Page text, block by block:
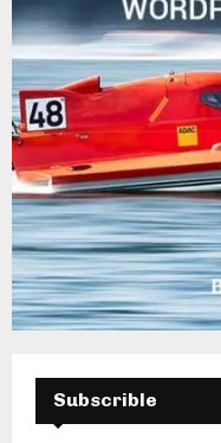
Subscrible